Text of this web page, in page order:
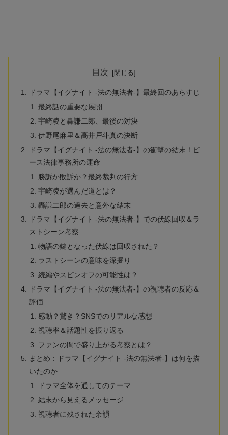
目次
ドラマ【イグナイト -法の無法者-】最終回のあらすじ
最終話の重要な展開
宇崎凌と轟謙二郎、最後の対決
伊野尾麻里＆高井戸斗真の決断
ドラマ【イグナイト -法の無法者-】の衝撃の結末！ピ
ース法律事務所の運命
勝訴か敗訴か？最終裁判の行方
宇崎凌が選んだ道とは？
轟謙二郎の過去と意外な結末
ドラマ【イグナイト -法の無法者-】での伏線回収＆ラ
ストシーン考察
物語の鍵となった伏線は回収された？
ラストシーンの意味を深掘り
続編やスピンオフの可能性は？
ドラマ【イグナイト -法の無法者-】の視聴者の反応＆
評価
感動？驚き？SNSでのリアルな感想
視聴率＆話題性を振り返る
ファンの間で盛り上がる考察とは？
まとめ：ドラマ【イグナイト -法の無法者-】は何を描
いたのか
ドラマ全体を通してのテーマ
結末から見えるメッセージ
視聴者に残された余韻